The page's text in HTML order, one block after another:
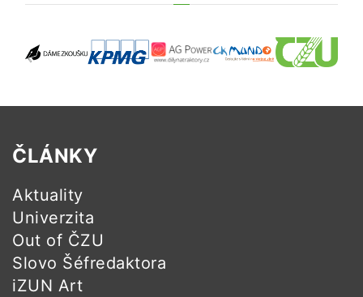
ČLÁNKY
Aktuality
Univerzita
Out of ČZU
Slovo Šéfredaktora
iZUN Art